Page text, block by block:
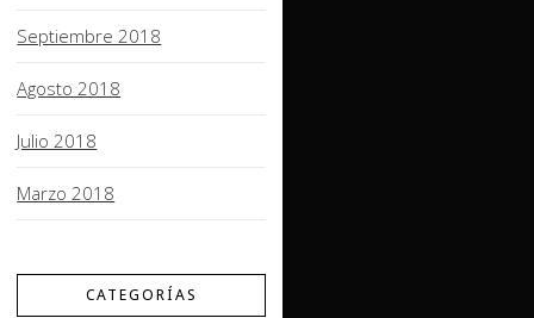
Septiembre 2018
Agosto 2018
Julio 2018
Marzo 2018
CATEGORÍAS